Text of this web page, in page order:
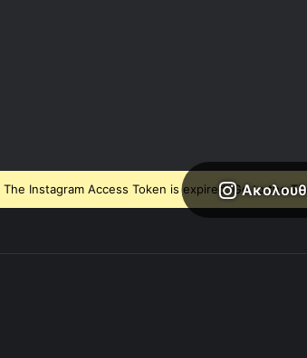
The Instagram Access Token is expired, Go to the